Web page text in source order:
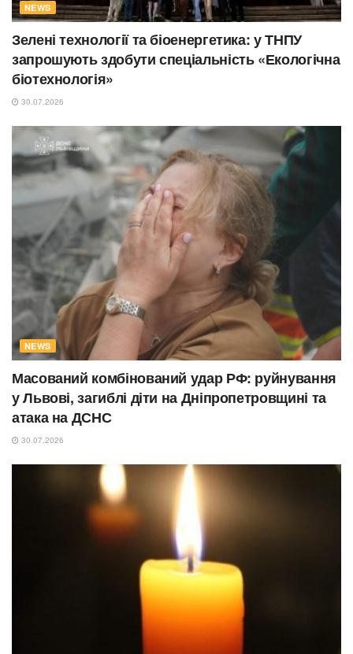
NEWS
Зелені технології та біоенергетика: у ТНПУ
запрошують здобути спеціальність «Екологічна
біотехнологія»
30.07.2026
NEWS
Масований комбінований удар РФ: руйнування
у Львові, загиблі діти на Дніпропетровщині та
атака на ДСНС
30.07.2026